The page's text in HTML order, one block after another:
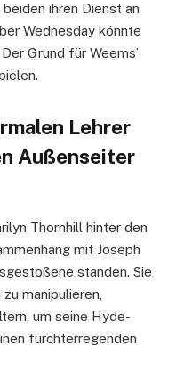
ihren Dienst an
Wednesday könnte
Grund für Weems’
Lehrer
Außenseiter
Thornhill hinter den
mit Joseph
standen. Sie
manipulieren,
um seine Hyde-
furchterregenden